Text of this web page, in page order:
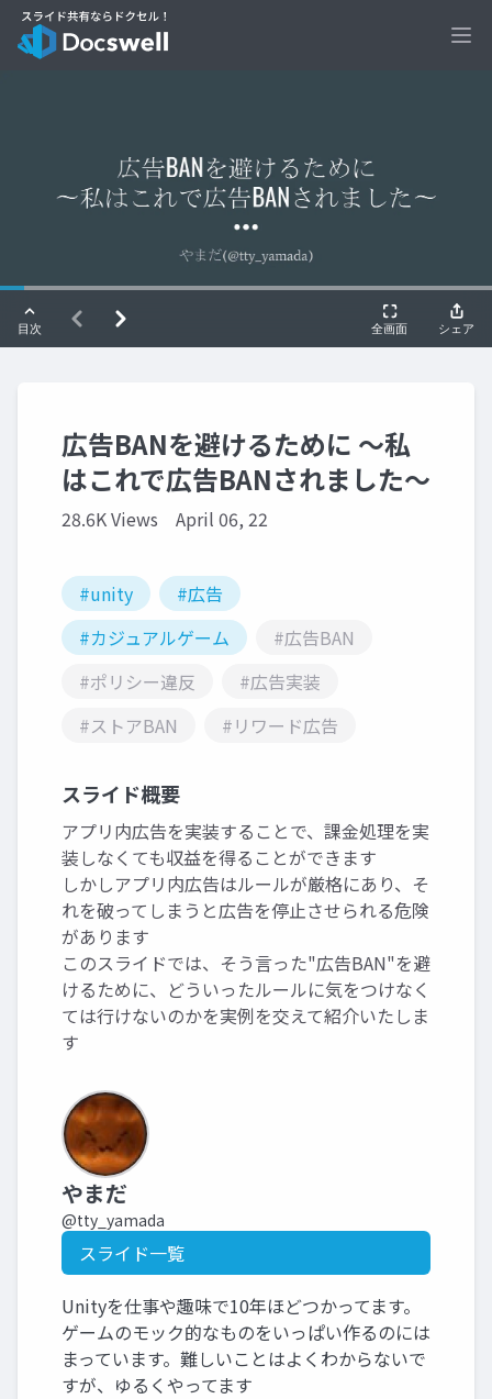
広告BANを避けるために 〜私
はこれで広告BANされました〜
28.6K Views April 06, 22
#unity
#広告
#カジュアルゲーム
#広告BAN
#ポリシー違反
#広告実装
#ストアBAN
#リワード広告
スライド概要
アプリ内広告を実装することで、課金処理を実
装しなくても収益を得ることができます
しかしアプリ内広告はルールが厳格にあり、そ
れを破ってしまうと広告を停止させられる危険
があります
このスライドでは、そう言った"広告BAN"を避
けるために、どういったルールに気をつけなく
ては行けないのかを実例を交えて紹介いたしま
す
やまだ
@tty_yamada
スライド一覧
Unityを仕事や趣味で10年ほどつかってます。
ゲームのモック的なものをいっぱい作るのには
まっています。難しいことはよくわからないで
すが、ゆるくやってます